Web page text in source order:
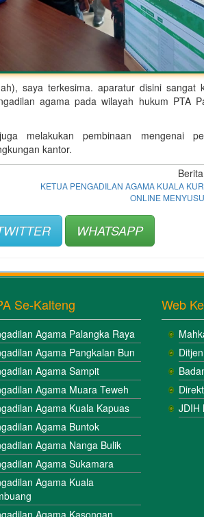
saya terkesima. aparatur disini sangat
agama pada wilayah hukum PTA
melakukan pembinaan mengenai
kantor.
KETUA PENGADILAN AGAMA KUALA
ONLINE
WHATSAPP
Se-Kalteng
Agama Palangka Raya
Agama Pangkalan Bun
Agama Sampit
Agama Muara Teweh
Agama Kuala Kapuas
Agama Buntok
Agama Nanga Bulik
Agama Sukamara
Agama Kuala
Agama Kasongan
Web
JDIH